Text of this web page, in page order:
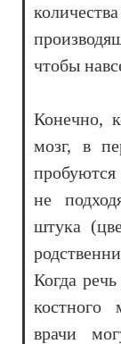
чтобы
Конечно,
мозг, в
не
штука
Когда
костного
врачи